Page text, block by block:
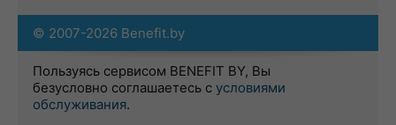
© 2007-2026 Benefit.by
Пользуясь сервисом BENEFIT BY, Вы
безусловно соглашаетесь с условиями
обслуживания.